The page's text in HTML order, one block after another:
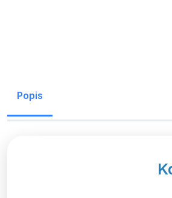
Popis